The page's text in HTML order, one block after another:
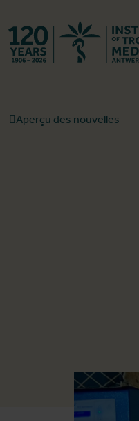
Aperçu des nouvelles